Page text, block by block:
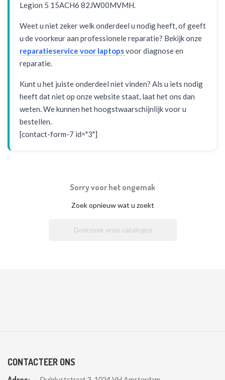
Legion 5 15ACH6 82JW00MVMH.
Weet u niet zeker welk onderdeel u nodig heeft, of geeft
u de voorkeur aan professionele reparatie? Bekijk onze
reparatieservice voor laptopsvoor diagnose en
reparatie.
Kunt u het juiste onderdeel niet vinden? Als u iets nodig
heeft dat niet op onze website staat, laat het ons dan
weten. We kunnen het hoogstwaarschijnlijk voor u
bestellen.
[contact-form-7 id="3"]
Sorry voor het ongemak
Zoek opnieuw wat u zoekt
CONTACTEER ONS